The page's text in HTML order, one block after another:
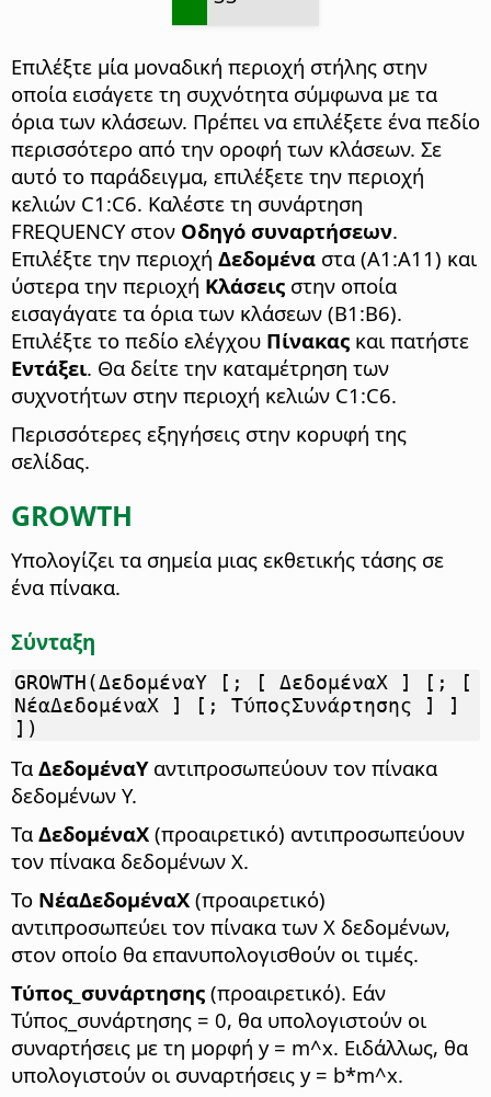
Επιλέξτε μία μοναδική περιοχή στήλης στην
οποία εισάγετε τη συχνότητα σύμφωνα με τα
όρια των κλάσεων. Πρέπει να επιλέξετε ένα πεδίο
περισσότερο από την οροφή των κλάσεων. Σε
αυτό το παράδειγμα, επιλέξετε την περιοχή
κελιών C1:C6. Καλέστε τη συνάρτηση
FREQUENCY στον Οδηγό συναρτήσεων.
Επιλέξτε την περιοχή Δεδομένα στα (A1:A11) και
ύστερα την περιοχή Κλάσεις στην οποία
εισαγάγατε τα όρια των κλάσεων (B1:B6).
Επιλέξτε το πεδίο ελέγχου Πίνακας και πατήστε
Εντάξει. Θα δείτε την καταμέτρηση των
συχνοτήτων στην περιοχή κελιών C1:C6.
Περισσότερες εξηγήσεις στην κορυφή της
σελίδας.
GROWTH
Υπολογίζει τα σημεία μιας εκθετικής τάσης σε
ένα πίνακα.
Σύνταξη
GROWTH(ΔεδομέναY [; [ ΔεδομέναX ] [; [
ΝέαΔεδομέναX ] [; ΤύποςΣυνάρτησης ] ]
])
Τα ΔεδομέναΥαντιπροσωπεύουν τον πίνακα
δεδομένων Υ.
Τα ΔεδομέναX (προαιρετικό) αντιπροσωπεύουν
τον πίνακα δεδομένων Χ.
Το ΝέαΔεδομέναX (προαιρετικό)
αντιπροσωπεύει τον πίνακα των Χ δεδομένων,
στον οποίο θα επανυπολογισθούν οι τιμές.
Τύπος_συνάρτησης (προαιρετικό). Εάν
Τύπος_συνάρτησης = 0, θα υπολογιστούν οι
συναρτήσεις με τη μορφή y = m^x. Ειδάλλως, θα
υπολογιστούν οι συναρτήσεις y = b*m^x.